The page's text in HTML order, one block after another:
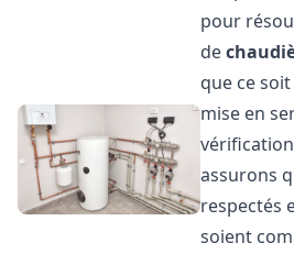
pour
de
que ce
mise en
assurons
respectés
soient